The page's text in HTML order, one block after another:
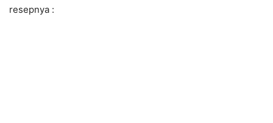
resepnya :